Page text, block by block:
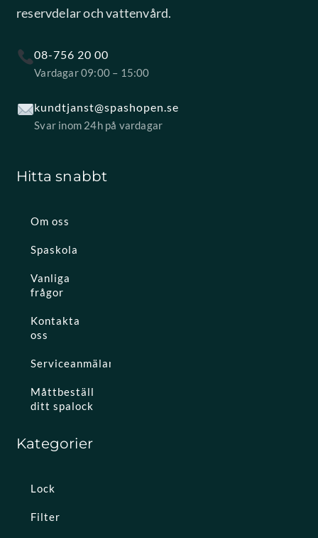
reservdelar och vattenvård.
08-756 20 00
Vardagar 09:00 – 15:00
kundtjanst@spashopen.se
Svar inom 24h på vardagar
Hitta snabbt
Om oss
Spaskola
Vanliga
frågor
Kontakta
oss
Serviceanmälan
Måttbeställ
ditt spalock
Kategorier
Lock
Filter